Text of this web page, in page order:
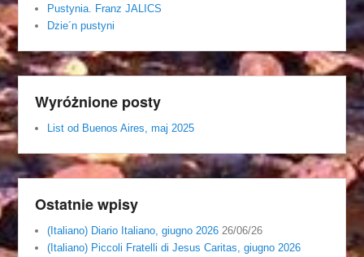
Pustynia. Franz JALICS
Dzie´n pustyni
Wyróżnione posty
List od Buenos Aires, maj 2025
Ostatnie wpisy
(Italiano) Diario Italiano, giugno 2026 26/06/26
(Italiano) Piccoli Fratelli di Jesus Caritas, giugno 2026